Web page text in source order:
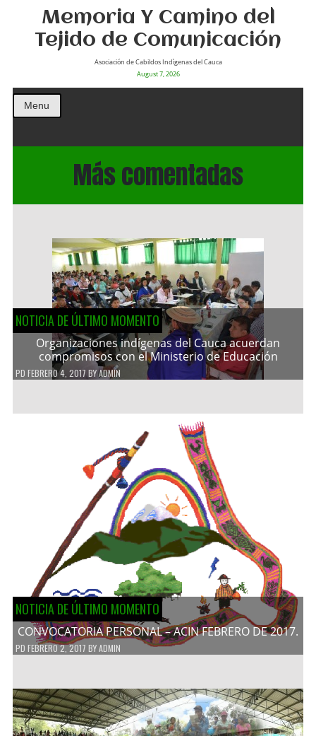
Memoria Y Camino del
Tejido de Comunicación
Asociación de Cabildos Indìgenas del Cauca
August 7, 2026
Menu
Más comentadas
NOTICIA DE ÚLTIMO MOMENTO
Organizaciones indígenas del Cauca acuerdan
compromisos con el Ministerio de Educación
PD FEBRERO 4, 2017 BYADMIN
NOTICIA DE ÚLTIMO MOMENTO
CONVOCATORIA PERSONAL – ACIN FEBRERO DE 2017.
PD FEBRERO 2, 2017 BYADMIN